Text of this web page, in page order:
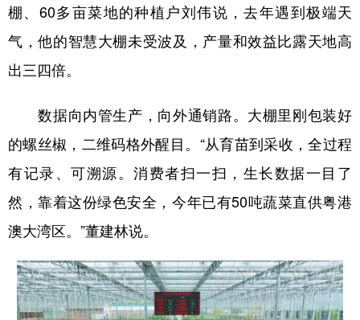
棚、60多亩菜地的种植户刘伟说，去年遇到极端天
气，他的智慧大棚未受波及，产量和效益比露天地高
出三四倍。
数据向内管生产，向外通销路。大棚里刚包装好
的螺丝椒，二维码格外醒目。“从育苗到采收，全过程
有记录、可溯源。消费者扫一扫，生长数据一目了
然，靠着这份绿色安全，今年已有50吨蔬菜直供粤港
澳大湾区。”董建林说。